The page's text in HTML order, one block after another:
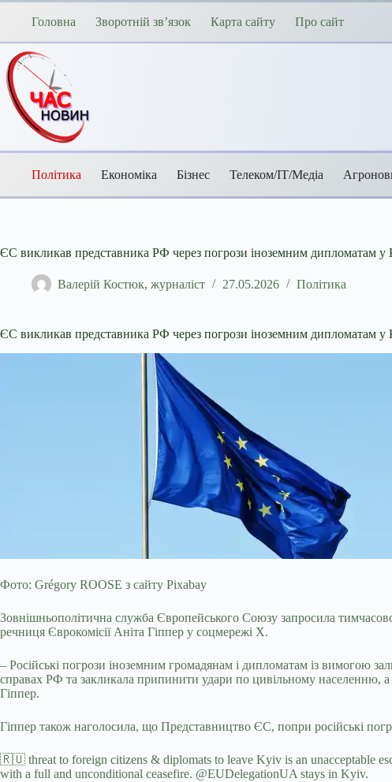
Перейти
Головна Зворотній зв’язок Карта сайту Про сайт
Політика Економіка Бізнес Телеком/ІТ/Медіа
ЄС викликав представника РФ через погрози іноземним дипломатам у
Валерій Костюк, журналіст 27.05.2026 Політика
ЄС викликав представника РФ через погрози іноземним дипломатам у
Фото: Grégory ROOSE з сайту Pixabay
Зовнішньополітична служба Європейського Союзу запросила
речниця Єврокомісії Аніта Гіппер у соцмережі X.
– Російські погрози іноземним громадянам і дипломатам із вимогою
справах РФ та закликала припинити удари по цивільному населенню,
Гіппер.
Гіппер також наголосила, що Представництво ЄС, попри російські
🇷🇺 threat to foreign citizens & diplomats to leave Kyiv is an unacceptable
with a full and unconditional ceasefire. @EUDelegationUA stays in Kyiv.